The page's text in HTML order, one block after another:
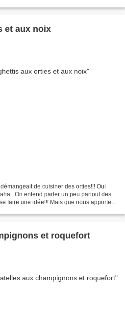
et aux noix
de cuisiner des orties!!! Oui
On entend parler un peu partout des
faire une idée!!! Mais que nous apporte
et roquefort